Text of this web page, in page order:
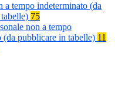
a tempo indeterminato (da
75
non a tempo
(da pubblicare in tabelle) 11